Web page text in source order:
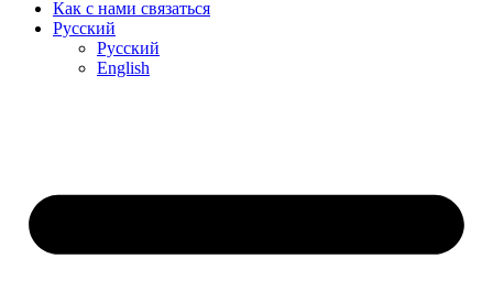
Как с нами связаться
Русский
Русский
English